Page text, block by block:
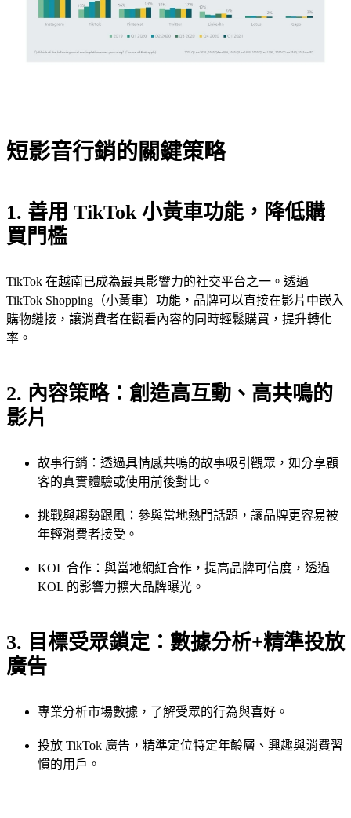
短影音行銷的關鍵策略
1. 善用 TikTok 小黃車功能，降低購
買門檻
TikTok 在越南已成為最具影響力的社交平台之一。透過
TikTok Shopping（小黃車）功能，品牌可以直接在影片中嵌入
購物鏈接，讓消費者在觀看內容的同時輕鬆購買，提升轉化
率。
2. 內容策略：創造高互動、高共鳴的
影片
故事行銷：透過具情感共鳴的故事吸引觀眾，如分享顧
客的真實體驗或使用前後對比。
挑戰與趨勢跟風：參與當地熱門話題，讓品牌更容易被
年輕消費者接受。
KOL 合作：與當地網紅合作，提高品牌可信度，透過
KOL 的影響力擴大品牌曝光。
3. 目標受眾鎖定：數據分析+精準投放
廣告
專業分析市場數據，了解受眾的行為與喜好。
投放 TikTok 廣告，精準定位特定年齡層、興趣與消費習
慣的用戶。